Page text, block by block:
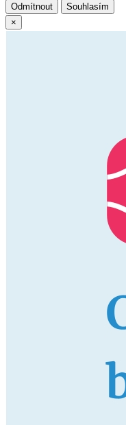
Odmítnout
Souhlasím
×